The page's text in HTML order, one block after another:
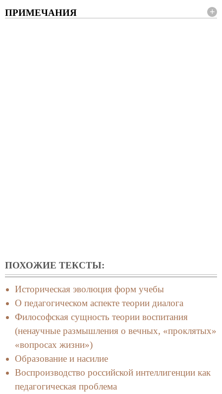
ПРИМЕЧАНИЯ
ПОХОЖИЕ ТЕКСТЫ:
Историческая эволюция форм учебы
О педагогическом аспекте теории диалога
Философская сущность теории воспитания
(ненаучные размышления о вечных, «проклятых»
«вопросах жизни»)
Образование и насилие
Воспроизводство российской интеллигенции как
педагогическая проблема